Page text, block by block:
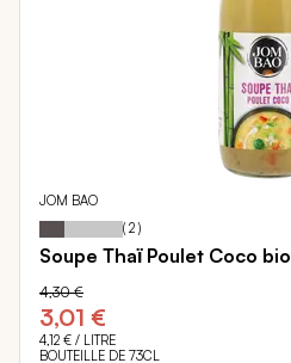
JOM BAO
Notation: 30
% of
( 2 )
Soupe Thaï Poulet Coco bio
3,01 €
4,30 €
4,12 € / LITRE
BOUTEILLE DE 73CL